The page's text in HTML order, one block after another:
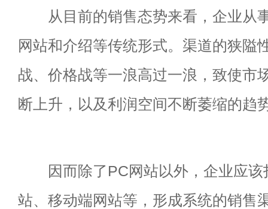
从目前的销售态势来看，企业从
网站和介绍等传统形式。渠道的狭隘
战、价格战等一浪高过一浪，致使市
断上升，以及利润空间不断萎缩的趋
因而除了PC网站以外，企业应该
站、移动端网站等，形成系统的销售